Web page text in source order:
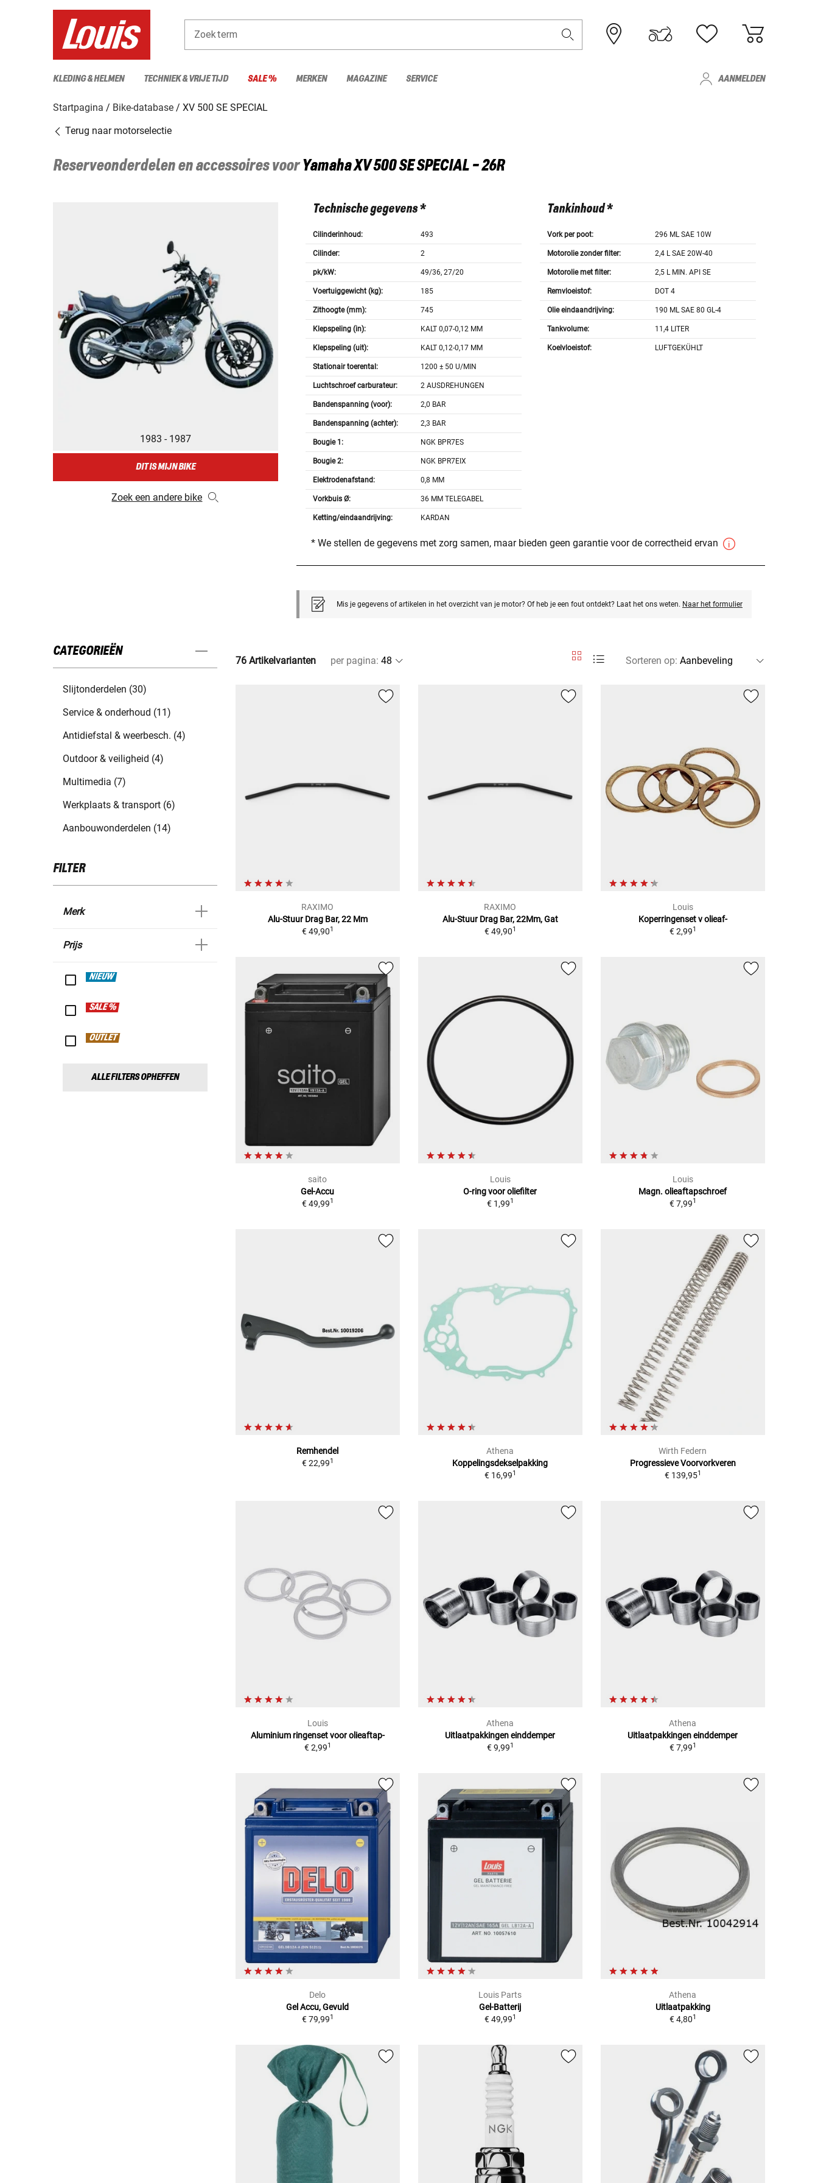
Zoekterm
KLEDING & HELMEN TECHNIEK & VRIJE TIJD SALE % MERKEN MAGAZINE SERVICE AANMELDEN
Startpagina Bike-database
XV 500 SE SPECIAL
Terug naar motorselectie
Reserveonderdelen en accessoires voorYamahaXV 500 SE SPECIAL - 26R
1983 - 1987
DIT IS MIJN BIKE
Zoek een andere bike
Technische gegevens *
Cilinderinhoud: 493
Cilinder: 2
pk/kW: 49/36, 27/20
Voertuiggewicht (kg): 185
Zithoogte (mm): 745
Klepspeling (in): KALT 0,07-0,12 MM
Klepspeling (uit): KALT 0,12-0,17 MM
Stationair toerental: 1200 ± 50 U/MIN
Luchtschroef carburateur: 2 AUSDREHUNGEN
Bandenspanning (voor): 2,0 BAR
Bandenspanning (achter): 2,3 BAR
Bougie 1: NGK BPR7ES
Bougie 2: NGK BPR7EIX
Elektrodenafstand: 0,8 MM
Vorkbuis Ø: 36 MM TELEGABEL
Ketting/eindaandrijving: KARDAN
Tankinhoud *
Vork per poot: 296 ML SAE 10W
Motorolie zonder filter: 2,4 L SAE 20W-40
Motorolie met filter: 2,5 L MIN. API SE
Remvloeistof: DOT 4
Olie eindaandrijving: 190 ML SAE 80 GL-4
Tankvolume: 11,4 LITER
Koelvloeistof: LUFTGEKÜHLT
* We stellen de gegevens met zorg samen, maar bieden geen garantie voor de correctheid ervan
Mis je gegevens of artikelen in het overzicht van je motor? Of heb je een fout ontdekt? Laat het ons weten. Naar het formulier
CATEGORIEËN
Slijtonderdelen (30)
Service & onderhoud (11)
Antidiefstal & weerbesch. (4)
Outdoor & veiligheid (4)
Multimedia (7)
Werkplaats & transport (6)
Aanbouwonderdelen (14)
FILTER
Merk
Prijs
NIEUW
SALE %
OUTLET
ALLE FILTERS OPHEFFEN
76 Artikelvarianten per pagina: Sorteren op:
RAXIMO
Alu-Stuur Drag Bar, 22 Mm
€ 49,901
RAXIMO
Alu-Stuur Drag Bar, 22Mm, Gat
€ 49,901
Louis
Koperringenset v olieaf-
€ 2,991
saito
Gel-Accu
€ 49,991
Louis
O-ring voor oliefilter
€ 1,991
Louis
Magn. olieaftapschroef
€ 7,991
Remhendel
€ 22,991
Athena
Koppelingsdekselpakking
€ 16,991
Wirth Federn
Progressieve Voorvorkveren
€ 139,951
Louis
Aluminium ringenset voor olieaftap-
€ 2,991
Athena
Uitlaatpakkingen einddemper
€ 9,991
Athena
Uitlaatpakkingen einddemper
€ 7,991
Delo
Gel Accu, Gevuld
€ 79,991
Louis Parts
Gel-Batterij
€ 49,991
Athena
Uitlaatpakking
€ 4,801